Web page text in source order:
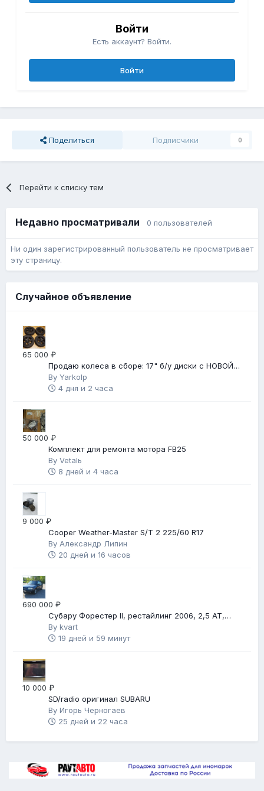
Войти
Есть аккаунт? Войти.
Войти
Поделиться Подписчики 0
Перейти к списку тем
Недавно просматривали 0 пользователей
Ни один зарегистрированный пользователь не просматривает
эту страницу.
Случайное объявление
65 000 ₽
Продаю колеса в сборе: 17" б/у диски с НОВОЙ
зимней резиной
By Yarkolp
4 дня и 2 часа
50 000 ₽
Комплект для ремонта мотора FB25
By Vetalь
8 дней и 4 часа
9 000 ₽
Cooper Weather-Master S/T 2 225/60 R17
By Александр Липин
20 дней и 16 часов
690 000 ₽
Субару Форестер II, рестайлинг 2006, 2,5 АТ,
автомат
By kvart
19 дней и 59 минут
10 000 ₽
SD/radio оригинал SUBARU
By Игорь Черногаев
25 дней и 22 часа